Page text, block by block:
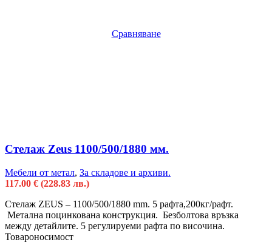
Сравняване
Стелаж Zeus 1100/500/1880 мм.
Мебели от метал, За складове и архиви.
117.00 € (228.83 лв.)
Стелаж ZEUS – 1100/500/1880 mm. 5 рафта,200кг/рафт.
Метална поцинкована конструкция. Безболтова връзка
между детайлите. 5 регулируеми рафта по височина.
Товароносимост